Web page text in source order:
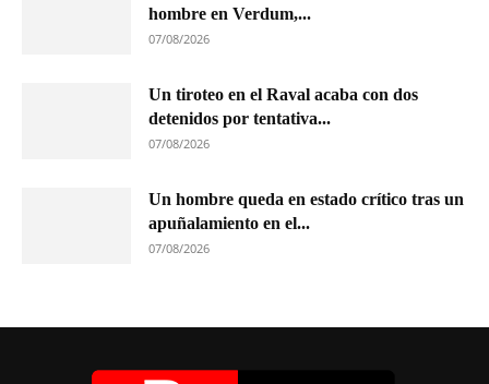
hombre en Verdum,...
07/08/2026
Un tiroteo en el Raval acaba con dos
detenidos por tentativa...
07/08/2026
Un hombre queda en estado crítico tras un
apuñalamiento en el...
07/08/2026